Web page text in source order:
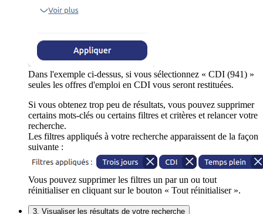
Dans l'exemple ci-dessus, si vous sélectionnez « CDI (941) »
seules les offres d'emploi en CDI vous seront restituées.
Si vous obtenez trop peu de résultats, vous pouvez supprimer
certains mots-clés ou certains filtres et critères et relancer votre
recherche.
Les filtres appliqués à votre recherche apparaissent de la façon
suivante :
Vous pouvez supprimer les filtres un par un ou tout
réinitialiser en cliquant sur le bouton « Tout réinitialiser ».
3. Visualiser les résultats de votre recherche